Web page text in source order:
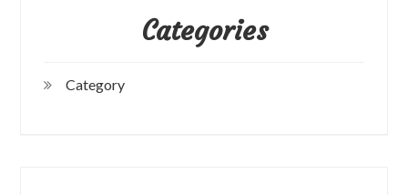
Categories
Category